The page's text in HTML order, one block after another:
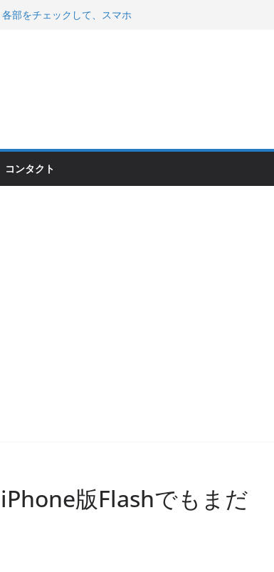
部をチェックして、スマホ
HARMONY 南部鉄器エ
スの動きが判ったらコーナ
コンタクト
版Flashでもまだ